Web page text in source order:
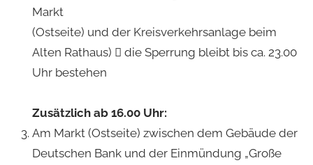
Markt
(Ostseite) und der Kreisverkehrsanlage beim
Alten Rathaus)  die Sperrung bleibt bis ca. 23.00
Uhr bestehen
Zusätzlich ab 16.00 Uhr:
Am Markt (Ostseite) zwischen dem Gebäude der
Deutschen Bank und der Einmündung „Große